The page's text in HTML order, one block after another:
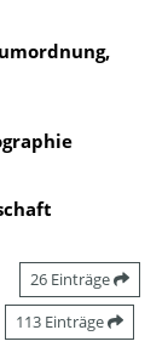
26 Einträge
113 Einträge